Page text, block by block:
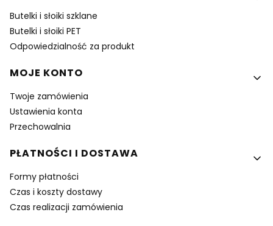
Butelki i słoiki szklane
Butelki i słoiki PET
Odpowiedzialność za produkt
MOJE KONTO
Twoje zamówienia
Ustawienia konta
Przechowalnia
PŁATNOŚCI I DOSTAWA
Formy płatności
Czas i koszty dostawy
Czas realizacji zamówienia